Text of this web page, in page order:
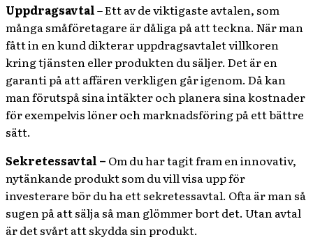
Uppdragsavtal– Ett av de viktigaste avtalen, som
många småföretagare är dåliga på att teckna. När man
fått in en kund dikterar uppdragsavtalet villkoren
kring tjänsten eller produkten du säljer. Det är en
garanti på att affären verkligen går igenom. Då kan
man förutspå sina intäkter och planera sina kostnader
för exempelvis löner och marknadsföring på ett bättre
sätt.
Sekretessavtal – Om du har tagit fram en innovativ,
nytänkande produkt som du vill visa upp för
investerare bör du ha ett sekretessavtal. Ofta är man så
sugen på att sälja så man glömmer bort det. Utan avtal
är det svårt att skydda sin produkt.